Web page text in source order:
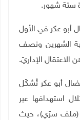
ستة شهور.
أبو عكر في الأول
بعد قرابة الشهرين ونصف
.
أبو عكر تُشكّل
استهدافها عبر
(ملف سرّي)، حيث